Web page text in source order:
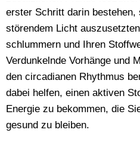
erster Schritt darin bestehen,
störendem Licht
schlummern und Ihren
Verdunkelnde Vorhänge und
den circadianen Rhythmus
dabei helfen, einen aktiven
Energie zu bekommen, die
gesund zu bleiben.